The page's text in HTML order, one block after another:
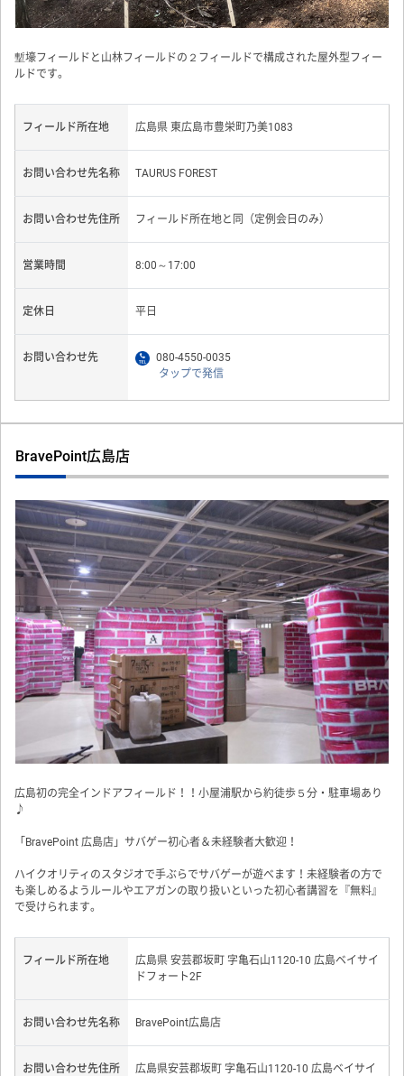
塹壕フィールドと山林フィールドの２フィールドで構成された屋外型フィー
ルドです。
フィールド所在地 広島県 東広島市豊栄町乃美1083
お問い合わせ先名称 TAURUS FOREST
お問い合わせ先住所 フィールド所在地と同（定例会日のみ）
営業時間 8:00～17:00
定休日 平日
お問い合わせ先
080-4550-0035
タップで発信
BravePoint広島店
Previous Next
広島初の完全インドアフィールド！！小屋浦駅から約徒歩５分・駐車場あり
♪
「BravePoint 広島店」サバゲー初心者＆未経験者大歓迎！
ハイクオリティのスタジオで手ぶらでサバゲーが遊べます！未経験者の方で
も楽しめるようルールやエアガンの取り扱いといった初心者講習を『無料』
で受けられます。
フィールド所在地
広島県 安芸郡坂町 字亀石山1120-10 広島ベイサイ
ドフォート2F
お問い合わせ先名称 BravePoint広島店
お問い合わせ先住所
広島県安芸郡坂町 字亀石山1120-10 広島ベイサイ